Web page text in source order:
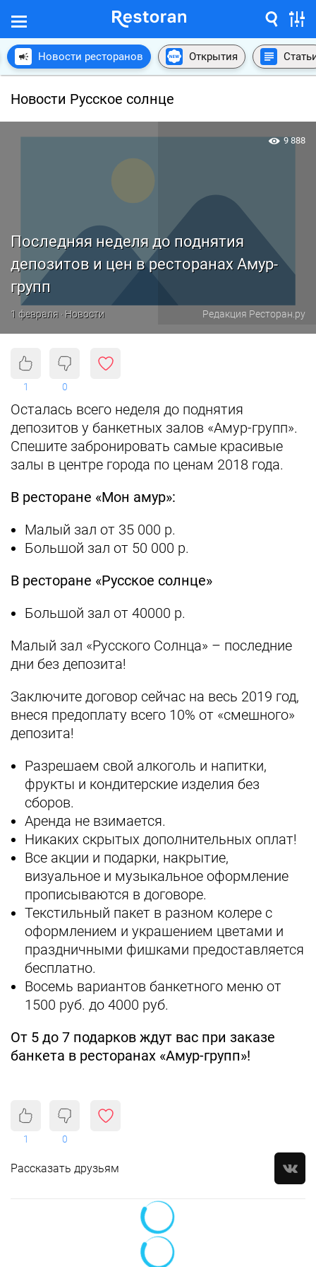
Новости ресторанов Открытия
Новости Русское солнце
Последняя неделя до поднятия
депозитов и цен в ресторанах Амур-
групп
1 февраля · Новости Редакция Ресторан.ру
9 888
1 0
Осталась всего неделя до поднятия
депозитов у банкетных залов «Амур-групп».
Спешите забронировать самые красивые
залы в центре города по ценам 2018 года.
В ресторане «Мон амур»:
Малый зал от 35 000 р.
Большой зал от 50 000 р.
В ресторане «Русское солнце»
Большой зал от 40000 р.
Малый зал «Русского Солнца» – последние
дни без депозита!
Заключите договор сейчас на весь 2019 год,
внеся предоплату всего 10% от «смешного»
депозита!
Разрешаем свой алкоголь и напитки,
фрукты и кондитерские изделия без
сборов.
Аренда не взимается.
Никаких скрытых дополнительных оплат!
Все акции и подарки, накрытие,
визуальное и музыкальное оформление
прописываются в договоре.
Текстильный пакет в разном колере с
оформлением и украшением цветами и
праздничными фишками предоставляется
бесплатно.
Восемь вариантов банкетного меню от
1500 руб. до 4000 руб.
От 5 до 7 подарков ждут вас при заказе
банкета в ресторанах «Амур-групп»!
1 0
Рассказать друзьям